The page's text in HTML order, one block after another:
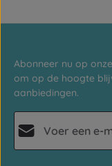
Abonneer nu op
om op de hoogte
aanbiedingen.